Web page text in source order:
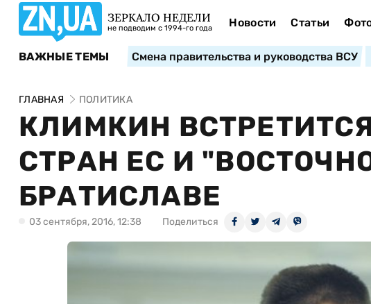
ЗЕРКАЛО НЕДЕЛИ
не подводим с 1994-го года Новости Статьи
ВАЖНЫЕ ТЕМЫ Смена правительства и руководства ВСУ
ГЛАВНАЯ ПОЛИТИКА
КЛИМКИН
СТРАН ЕС И
БРАТИСЛАВЕ
03 сентября, 2016, 12:38 Поделиться